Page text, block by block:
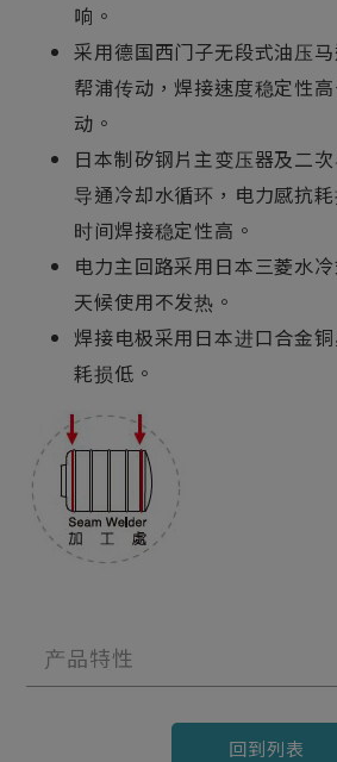
响。
采用德国西门子无段式油压
帮浦传动，焊接速度稳定性
动。
日本制矽钢片主变压器及二
导通冷却水循环，电力感抗
时间焊接稳定性高。
电力主回路采用日本三菱水
天候使用不发热。
焊接电极采用日本进口合金
耗损低。
产品特性
回到列表